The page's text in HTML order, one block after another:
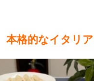
本格的なイタリ